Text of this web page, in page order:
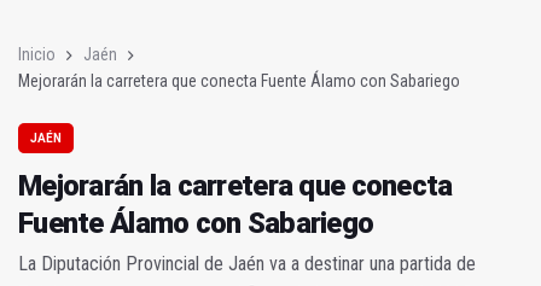
Inicio
Jaén
Mejorarán la carretera que conecta Fuente Álamo con Sabariego
JAÉN
Mejorarán la carretera que conecta
Fuente Álamo con Sabariego
La Diputación Provincial de Jaén va a destinar una partida de